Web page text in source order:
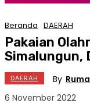
Beranda DAERAH
Pakaian
Simalungun,
DAERAH By
6 November 2022